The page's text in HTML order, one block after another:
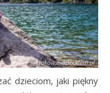
dzieciom, jaki piękny